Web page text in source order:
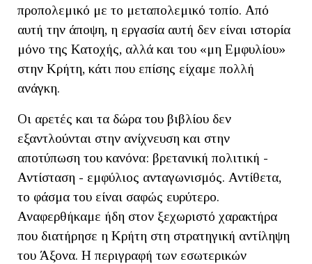
προπολεμικό με το μεταπολεμικό τοπίο. Από
αυτή την άποψη, η εργασία αυτή δεν είναι ιστορία
μόνο της Κατοχής, αλλά και του «μη Εμφυλίου»
στην Κρήτη, κάτι που επίσης είχαμε πολλή
ανάγκη.
Οι αρετές και τα δώρα του βιβλίου δεν
εξαντλούνται στην ανίχνευση και στην
αποτύπωση του κανόνα: βρετανική πολιτική -
Αντίσταση - εμφύλιος ανταγωνισμός. Αντίθετα,
το φάσμα του είναι σαφώς ευρύτερο.
Αναφερθήκαμε ήδη στον ξεχωριστό χαρακτήρα
που διατήρησε η Κρήτη στη στρατηγική αντίληψη
του Άξονα. Η περιγραφή των εσωτερικών